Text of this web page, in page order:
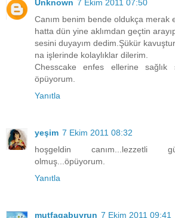
Unknown 7 Ekim 2011 07:50
Canım benim bende oldukça merak
hatta dün yine aklımdan geçtin
sesini duyayım dedim.Şükür
na işlerinde kolaylıklar dilerim.
Chesscake enfes ellerine
öpüyorum.
Yanıtla
yeşim 7 Ekim 2011 08:32
hoşgeldin
olmuş...öpüyorum.
Yanıtla
mutfagabuyrun 7 Ekim 2011 09:41